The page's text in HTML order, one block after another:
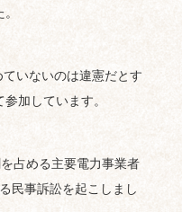
いないのは違憲だとす
加しています。
占める主要電力事業者
民事訴訟を起こしまし